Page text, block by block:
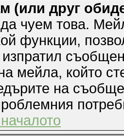
(или друг
чуем това.
функции,
мейла, който
на